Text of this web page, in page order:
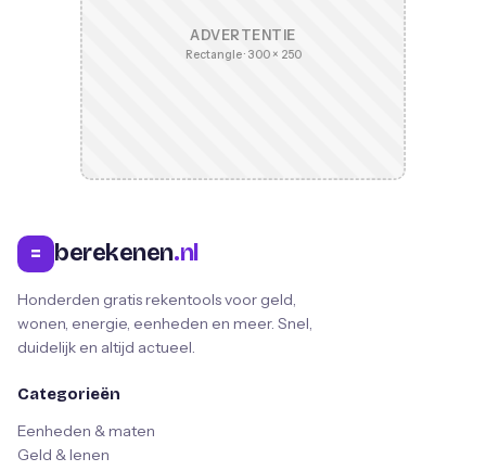
ADVERTENTIE
Rectangle · 300 × 250
= berekenen.nl
Honderden gratis rekentools voor geld,
wonen, energie, eenheden en meer. Snel,
duidelijk en altijd actueel.
Categorieën
Eenheden & maten
Geld & lenen